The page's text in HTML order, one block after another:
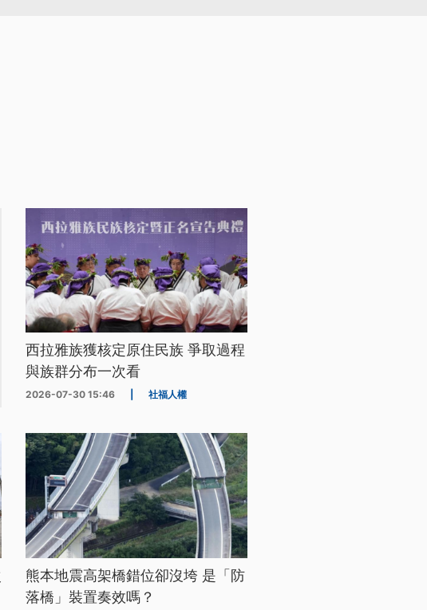
西拉雅族獲核定原住民族 爭取過程
與族群分布一次看
2026-07-30 15:46 社福人權
熊本地震高架橋錯位卻沒垮 是「防
落橋」裝置奏效嗎？